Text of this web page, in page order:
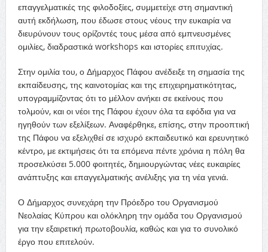
επαγγελματικές της φιλοδοξίες, συμμετείχε στη σημαντική
αυτή εκδήλωση, που έδωσε στους νέους την ευκαιρία να
διευρύνουν τους ορίζοντές τους μέσα από εμπνευσμένες
ομιλίες, διαδραστικά workshops και ιστορίες επιτυχίας.
Στην ομιλία του, ο Δήμαρχος Πάφου ανέδειξε τη σημασία της
εκπαίδευσης, της καινοτομίας και της επιχειρηματικότητας,
υπογραμμίζοντας ότι το μέλλον ανήκει σε εκείνους που
τολμούν, και οι νέοι της Πάφου έχουν όλα τα εφόδια για να
ηγηθούν των εξελίξεων. Αναφέρθηκε, επίσης, στην προοπτική
της Πάφου να εξελιχθεί σε ισχυρό εκπαιδευτικό και ερευνητικό
κέντρο, με εκτιμήσεις ότι τα επόμενα πέντε χρόνια η πόλη θα
προσελκύσει 5.000 φοιτητές, δημιουργώντας νέες ευκαιρίες
ανάπτυξης και επαγγελματικής ανέλιξης για τη νέα γενιά.
Ο Δήμαρχος συνεχάρη την Πρόεδρο του Οργανισμού
Νεολαίας Κύπρου και ολόκληρη την ομάδα του Οργανισμού
για την εξαιρετική πρωτοβουλία, καθώς και για το συνολικό
έργο που επιτελούν.